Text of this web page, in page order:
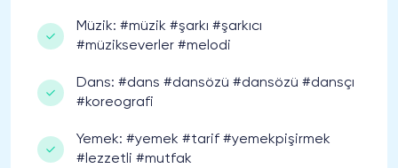
Müzik: #müzik #şarkı #şarkıcı
#müzikseverler #melodi
Dans: #dans #dansözü #dansözü #dansçı
#koreografi
Yemek: #yemek #tarif #yemekpişirmek
#lezzetli #mutfak